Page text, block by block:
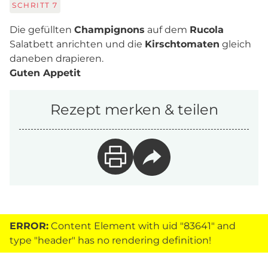
SCHRITT 7
Die gefüllten Champignons auf dem Rucola
Salatbett anrichten und die Kirschtomaten gleich
daneben drapieren.
Guten Appetit
Rezept merken & teilen
ERROR: Content Element with uid "83641" and
type "header" has no rendering definition!